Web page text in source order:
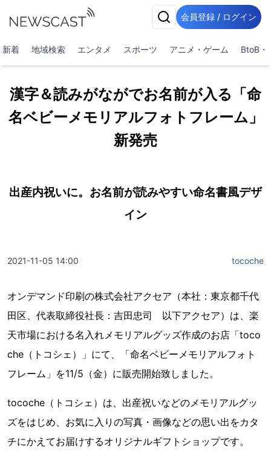
会員登録 / ログイン
新着 地域検索 エンタメ スポーツ アニメ・ゲーム BtoB・
漢字＆読みがながでお名前が入る「命
名ベビーメモリアルフォトフレーム」
新発売
出産内祝いに。お名前が読みやすい命名書風デザ
イン
2021-11-05 14:00 tocoche
オンデマンド印刷の株式会社アクセア（本社：東京都千代
田区、代表取締役社長：吉田忠司 以下アクセア）は、楽
天市場における名入れメモリアルグッズ作成のお店「toco
che（トコシェ）」にて、「命名ベビーメモリアルフォト
フレーム」を11/5（金）に販売開始致しました。
tocoche（トコシェ）は、出産祝いなどのメモリアルグッ
ズをはじめ、お気に入りの写真・画像などの思い出をカタ
チにかえてお届けするオリジナルギフトショップです。